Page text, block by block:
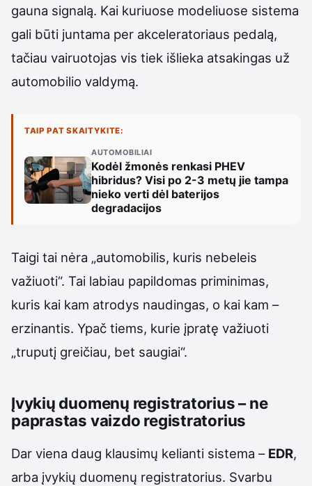
gauna signalą. Kai kuriuose modeliuose sistema
gali būti juntama per akceleratoriaus pedalą,
tačiau vairuotojas vis tiek išlieka atsakingas už
automobilio valdymą.
TAIP PAT SKAITYKITE:
AUTOMOBILIAI
Kodėl žmonės renkasi PHEV
hibridus? Visi po 2-3 metų jie tampa
nieko verti dėl baterijos
degradacijos
Taigi tai nėra „automobilis, kuris nebeleis
važiuoti“. Tai labiau papildomas priminimas,
kuris kai kam atrodys naudingas, o kai kam –
erzinantis. Ypač tiems, kurie įpratę važiuoti
„truputį greičiau, bet saugiai“.
Įvykių duomenų registratorius – ne
paprastas vaizdo registratorius
Dar viena daug klausimų kelianti sistema – EDR,
arba įvykių duomenų registratorius. Svarbu